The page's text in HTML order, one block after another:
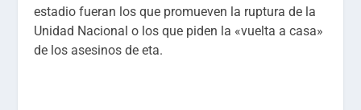
estadio fueran los que promueven la ruptura de la
Unidad Nacional o los que piden la «vuelta a casa»
de los asesinos de eta.